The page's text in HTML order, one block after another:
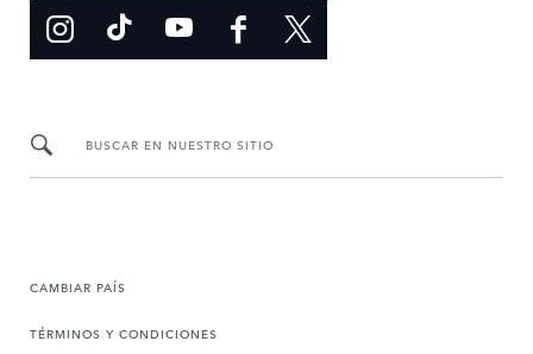
BUSCAR EN NUESTRO SITIO
CAMBIAR PAÍS
TÉRMINOS Y CONDICIONES